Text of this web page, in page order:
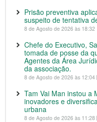
Prisão preventiva
suspeito de tentativa
8 de Agosto de 2026 às 18:32
Chefe do Executivo,
tomada de posse da
Agentes da Área
da associação.
8 de Agosto de 2026 às 12:04
Tam Vai Man instou a
inovadores e
urbana
8 de Agosto de 2026 às 11:28